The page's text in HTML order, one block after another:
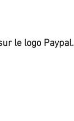
le logo Paypal.